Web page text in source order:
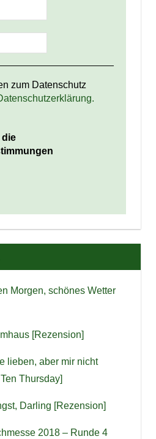
zum Datenschutz
Morgen, schönes Wetter
[Rezension]
lieben, aber mir nicht
Thursday]
Darling [Rezension]
2018 – Runde 4